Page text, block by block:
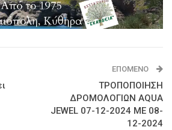
ΕΠΌΜΕΝΟ
ΤΡΟΠΟΠΟΙΗΣΗ
ΔΡΟΜΟΛΟΓΙΩΝ AQUA
JEWEL 07-12-2024 ΜΕ 08-
12-2024